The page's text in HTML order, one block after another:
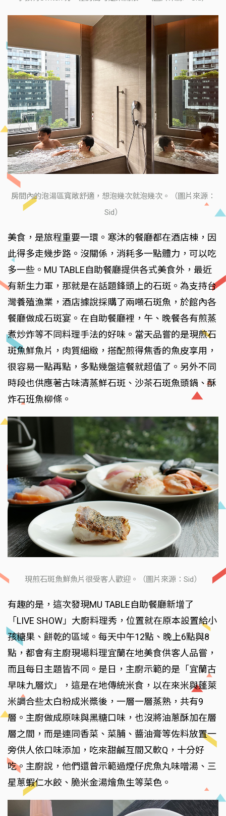
房間內的泡湯區寬敞舒適，想泡幾次就泡幾次。（圖片來源：
Sid）
美食，是旅程重要一環。寒沐的餐廳都在酒店棟，因
此得多走幾步路。沒關係，消耗多一點體力，可以吃
多一些。MU TABLE自助餐廳提供各式美食外，最近
有新生力軍，那就是在話題鋒頭上的石斑。為支持台
灣養殖漁業，酒店據說採購了兩噸石斑魚，於館內各
餐廳做成石斑宴。在自助餐廳裡，午、晚餐各有煎蒸
煮炒炸等不同料理手法的好味。當天品嘗的是現煎石
斑魚鮮魚片，肉質細緻，搭配煎得焦香的魚皮享用，
很容易一點再點，多點幾盤這餐就超值了。另外不同
時段也供應著古味清蒸鮮石斑、沙茶石斑魚頭鍋、酥
炸石班魚柳條。
現煎石斑魚鮮魚片很受客人歡迎。（圖片來源：Sid）
有趣的是，這次發現MU TABLE自助餐廳新增了
「LIVE SHOW」大廚料理秀，位置就在原本設置給小
孩糖果、餅乾的區域。每天中午12點、晚上6點與8
點，都會有主廚現場料理宜蘭在地美食供客人品嘗，
而且每日主題皆不同。是日，主廚示範的是「宜蘭古
早味九層炊」，這是在地傳統米食，以在來米與蓬萊
米調合些太白粉成米槳後，一層一層蒸熟，共有9
層。主廚做成原味與黑糖口味，也沒將油蔥酥加在層
層之間，而是連同香菜、菜脯、醬油膏等佐料放置一
旁供人依口味添加，吃來甜鹹互間又軟Q，十分好
吃。主廚說，他們還曾示範過煙仔虎魚丸味噌湯、三
星蔥蝦仁水餃、脆米金湯燴魚生等菜色。